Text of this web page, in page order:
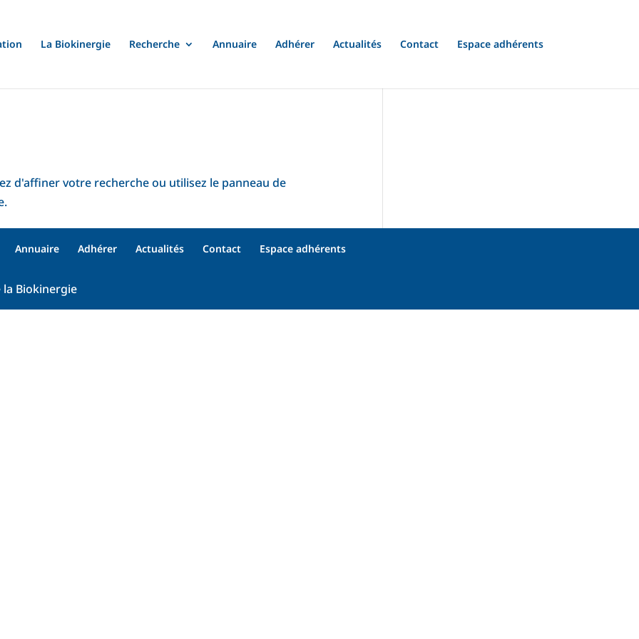
La Biokinergie Recherche Annuaire Adhérer Actualités Contact Espace adhérents
d'affiner votre recherche ou utilisez le panneau de
Annuaire Adhérer Actualités Contact Espace adhérents
Biokinergie